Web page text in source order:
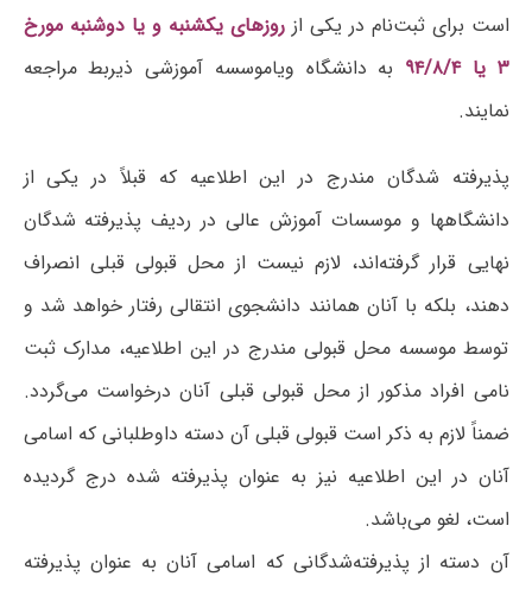
است برای ثبت‌نام در یکی ازروزهای ‌یکشنبه و یا دوشنبه مورخ
۳ یا ۹۴/۸/۴
به دانشگاه ویاموسسه آموزشی ذیربط مراجعه
نمایند.
پذیرفته شدگان مندرج در این اطلاعیه که قبلاً در یکی از
دانشگاهها و موسسات آموزش عالی در ردیف پذیرفته شدگان
نهایی قرار گرفته‌اند، لازم نیست از محل قبولی قبلی انصراف
دهند، بلکه با آنان همانند دانشجوی انتقالی رفتار خواهد شد و
توسط موسسه محل قبولی مندرج در این اطلاعیه، مدارک ثبت
نامی افراد مذکور از محل قبولی قبلی آنان درخواست می‌گردد.
ضمناً لازم به ذکر است قبولی قبلی آن دسته داوطلبانی که اسامی
آنان در این اطلاعیه نیز به عنوان پذیرفته شده درج گردیده
است، لغو می‌باشد.
آن دسته از پذیرفته‌شدگانی که اسامی آنان به عنوان پذیرفته